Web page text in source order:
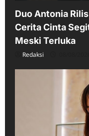
Duo Antonia
Cerita Cinta
Meski Terluka
Redaksi